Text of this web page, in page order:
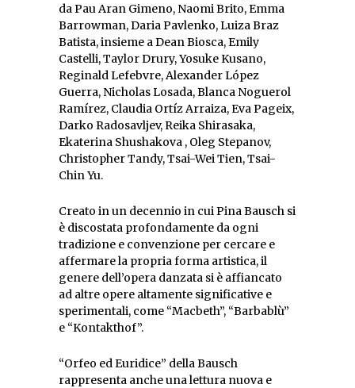
da Pau Aran Gimeno, Naomi Brito, Emma
Barrowman, Daria Pavlenko, Luiza Braz
Batista, insieme a Dean Biosca, Emily
Castelli, Taylor Drury, Yosuke Kusano,
Reginald Lefebvre, Alexander López
Guerra, Nicholas Losada, Blanca Noguerol
Ramírez, Claudia Ortíz Arraiza, Eva Pageix,
Darko Radosavljev, Reika Shirasaka,
Ekaterina Shushakova , Oleg Stepanov,
Christopher Tandy, Tsai-Wei Tien, Tsai-
Chin Yu.
Creato in un decennio in cui Pina Bausch si
è discostata profondamente da ogni
tradizione e convenzione per cercare e
affermare la propria forma artistica, il
genere dell’opera danzata si è affiancato
ad altre opere altamente significative e
sperimentali, come “Macbeth”, “Barbablù”
e “Kontakthof”.
“Orfeo ed Euridice” della Bausch
rappresenta anche una lettura nuova e